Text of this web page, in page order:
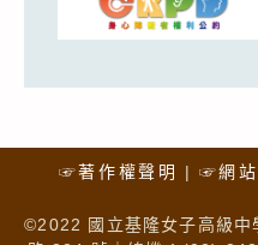
☞著作權聲明 ☞網站
©2022 國立基隆女子高級